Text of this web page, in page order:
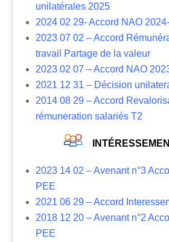
unilatérales 2025
2024 02 29- Accord NAO
2023 07 02 – Accord
travail Partage de la valeur
2023 02 07 – Accord NAO
2021 12 31 – Décision
2014 08 29 – Accord
rémuneration salariés T2
2023 14 02 – Avenant n°3
PEE
2021 06 29 – Accord
2018 12 20 – Avenant n°2
PEE